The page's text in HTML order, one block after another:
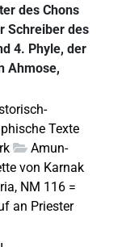
des Chons
Schreiber des
4. Phyle, der
Ahmose,
Texte
Amun-
von Karnak
NM 116 =
an Priester